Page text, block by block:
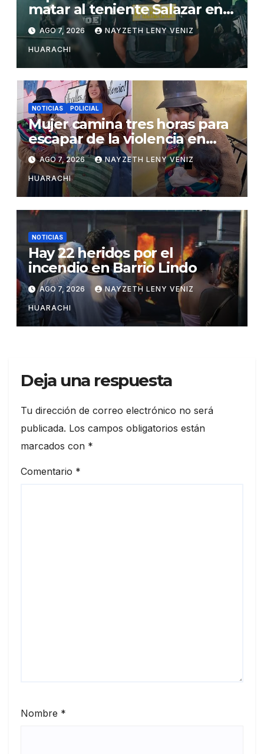
matar al teniente Salazar en
San Matías
AGO 7, 2026 NAYZETH LENY VENIZ
HUARACHI
NOTICIAS POLICIAL
Mujer camina tres horas para
escapar de la violencia en
Potosí
AGO 7, 2026 NAYZETH LENY VENIZ
HUARACHI
NOTICIAS
Hay 22 heridos por el
incendio en Barrio Lindo
AGO 7, 2026 NAYZETH LENY VENIZ
HUARACHI
Deja una respuesta
Tu dirección de correo electrónico no será
publicada. Los campos obligatorios están
marcados con *
Comentario *
Nombre *